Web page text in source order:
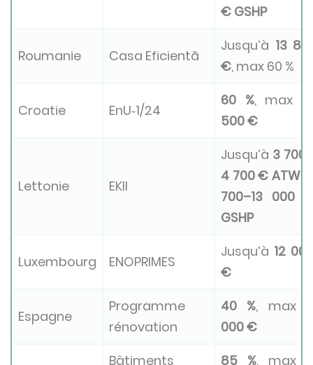
€ GSHP
Roumanie Casa Eficientă
Jusqu’à 13 815
€, max 60 %
Croatie EnU‑1/24
60 %, max
500 €
Lettonie EKII
Jusqu’à 3 700–
4 700 € ATW, 5
700–13 000 €
GSHP
Luxembourg ENOPRIMES
Jusqu’à 12 000
€
Espagne
Programme
rénovation
40 %, max
000 €
Bâtiments
85 %, max